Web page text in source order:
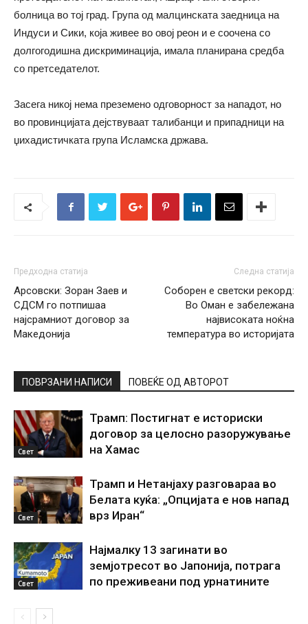
болница во тој град. Група од малцинската заедница на
Индуси и Сики, која живее во овој реон и е соочена со
долгогодишна дискриминација, имала планирана средба
со претседателот.
Засега никој нема преземено одговорност за нападот, но
во провинцијата дејствуваат талибанци и припадници на
џихадистичката група Исламска држава.
Предходна статија
Арсовски: Зоран Заев и
СДСМ го потпишаа
најсрамниот договор за
Македонија
Следна статија
Соборен е светски рекорд:
Во Оман е забележана
највисоката ноќна
температура во историјата
ПОВРЗАНИ НАПИСИ ПОВЕЌЕ ОД АВТОРОТ
Свет
Трамп: Постигнат е историски
договор за целосно разоружување
на Хамас
Свет
Трамп и Нетанјаху разговараа во
Белата куќа: „Опцијата е нов напад
врз Иран“
Свет
Најмалку 13 загинати во
земјотресот во Јапонија, потрага
по преживеани под урнатините